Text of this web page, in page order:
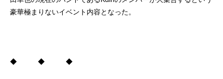
豪華極まりないイベント内容となった。
◆ ◆ ◆